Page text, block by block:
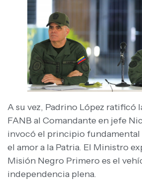
A su vez, Padrino López ratificó
FANB al Comandante en jefe
invocó el principio
el amor a la Patria. El Ministro
Misión Negro Primero es el
independencia plena.